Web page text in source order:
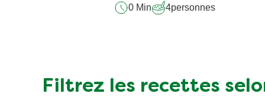
20 Min
difficulté moyenne